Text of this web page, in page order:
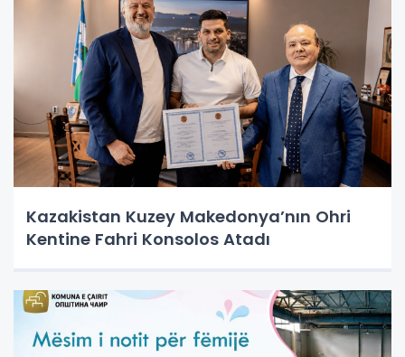
Kazakistan Kuzey Makedonya’nın Ohri
Kentine Fahri Konsolos Atadı